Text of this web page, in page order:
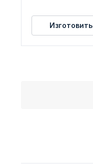
Изготовить